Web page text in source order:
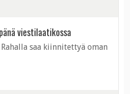
viestilaatikossa
saa kiinnitettyä oman